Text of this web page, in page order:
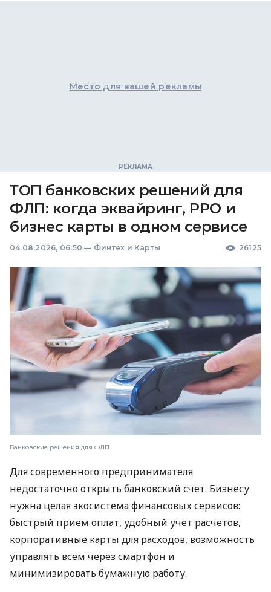
Место для вашей рекламы
ТОП банковских решений для
ФЛП: когда эквайринг, РРО и
бизнес карты в одном сервисе
04.08.2026, 06:50 — Финтех и Карты 26125
Банковские решения для ФЛП
Для современного предпринимателя
недостаточно открыть банковский счет. Бизнесу
нужна целая экосистема финансовых сервисов:
быстрый прием оплат, удобный учет расчетов,
корпоративные карты для расходов, возможность
управлять всем через смартфон и
минимизировать бумажную работу.